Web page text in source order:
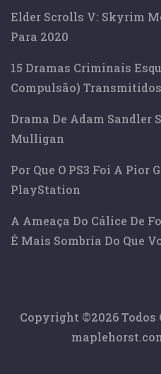
Elder Scrolls V: Skyrim
Para 2020
15 Dramas Criminais
Compulsão)
Drama De Adam Sandler
Mulligan
Por Que O PS3 Foi A Pior
PlayStation
A Ameaça Do Cálice De
É Mais Sombria Do Que
Copyright ©2026 Todos